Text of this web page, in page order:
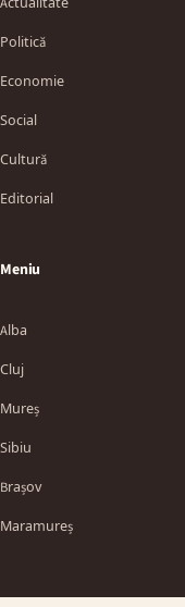
Politică
Economie
Social
Cultură
Editorial
Meniu
Alba
Cluj
Mureș
Sibiu
Brașov
Maramureș